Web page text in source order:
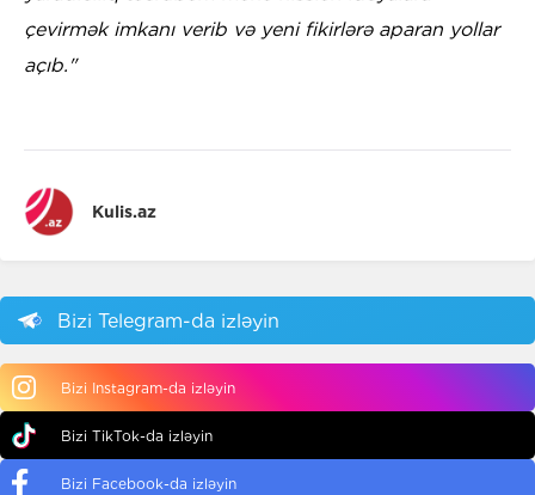
çevirmək imkanı verib və yeni fikirlərə aparan yollar
açıb."
Kulis.az
Bizi Telegram-da izləyin
Bizi Instagram-da izləyin
Bizi TikTok-da izləyin
Bizi Facebook-da izləyin